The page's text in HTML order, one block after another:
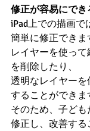
修正が容易にでき
iPad上での描画で
簡単に修正できま
レイヤーを使っ
を削除したり、
透明なレイヤーを
することができま
そのため、子ど
修正し、改善する